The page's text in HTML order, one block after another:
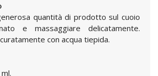
quantità di prodotto sul cuoio
e massaggiare delicatamente.
con acqua tiepida.